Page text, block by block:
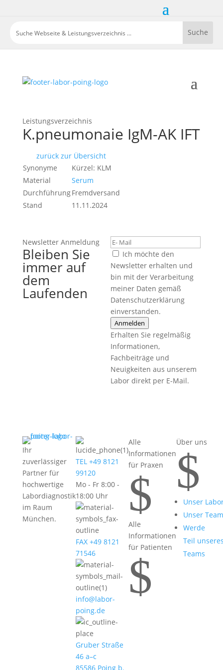
Leistungsverzeichnis
K.pneumonaie IgM-AK IFT
zurück zur Übersicht
Synonyme
Kürzel: KLM
Material
Serum
DurchführungFremdversand
Stand
11.11.2024
Newsletter Anmeldung
Bleiben Sie
immer auf
dem
Laufenden
Ich möchte den
Newsletter erhalten und
bin mit der Verarbeitung
meiner Daten gemäß
Datenschutzerklärung
einverstanden.
Anmelden
Erhalten Sie regelmäßig
Informationen,
Fachbeiträge und
Neuigkeiten aus unserem
Labor direkt per E-Mail.
Ihr
zuverlässiger
Partner für
hochwertige
Labordiagnostik
im Raum
München.
TEL +49 8121
99120
Mo - Fr 8:00 -
18:00 Uhr
FAX +49 8121
71546
info@labor-
poing.de
Gruber Straße
46 a–c
85586 Poing b.
Alle
Informationen
für Praxen
$
Alle
Informationen
für Patienten
$
Über uns
$
Unser
Unser Team
Werde
Teil
Teams